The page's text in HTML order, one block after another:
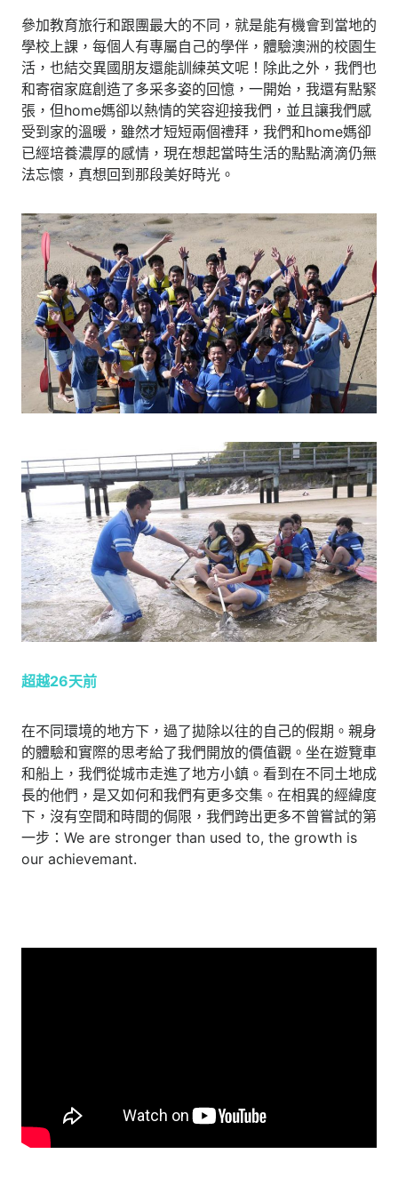
參加教育旅行和跟團最大的不同，就是能有機會到當地的
學校上課，每個人有專屬自己的學伴，體驗澳洲的校園生
活，也結交異國朋友還能訓練英文呢！除此之外，我們也
和寄宿家庭創造了多采多姿的回憶，一開始，我還有點緊
張，但home媽卻以熱情的笑容迎接我們，並且讓我們感
受到家的溫暖，雖然才短短兩個禮拜，我們和home媽卻
已經培養濃厚的感情，現在想起當時生活的點點滴滴仍無
法忘懷，真想回到那段美好時光。
超越26天前
在不同環境的地方下，過了拋除以往的自己的假期。親身
的體驗和實際的思考給了我們開放的價值觀。坐在遊覽車
和船上，我們從城市走進了地方小鎮。看到在不同土地成
長的他們，是又如何和我們有更多交集。在相異的經緯度
下，沒有空間和時間的侷限，我們跨出更多不曾嘗試的第
一步：We are stronger than used to, the growth is
our achievemant.